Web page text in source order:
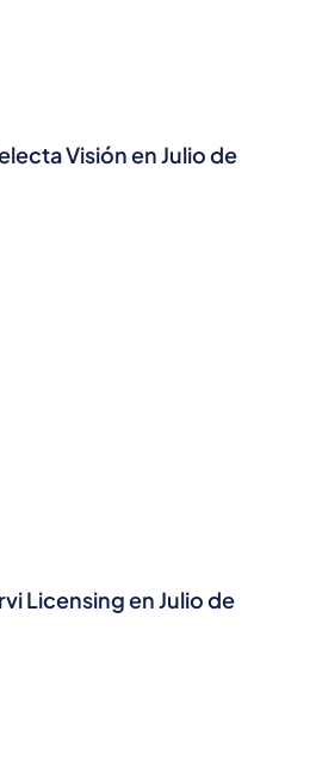
Visión en Julio de
Licensing en Julio de